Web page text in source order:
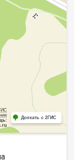
Доехать с 2ГИС